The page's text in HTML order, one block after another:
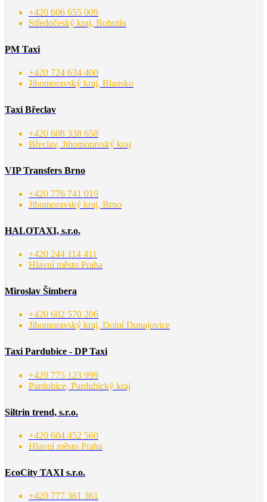
+420 606 655 009
Středočeský kraj, Bohutín
PM Taxi
+420 724 634 400
Jihomoravský kraj, Blansko
Taxi Břeclav
+420 608 338 658
Břeclav, Jihomoravský kraj
VIP Transfers Brno
+420 776 741 019
Jihomoravský kraj, Brno
HALOTAXI, s.r.o.
+420 244 114 411
Hlavní město Praha
Miroslav Šimbera
+420 602 570 206
Jihomoravský kraj, Dolní Dunajovice
Taxi Pardubice - DP Taxi
+420 775 123 999
Pardubice, Pardubický kraj
Siltrin trend, s.r.o.
+420 604 452 560
Hlavní město Praha
EcoCity TAXI s.r.o.
+420 777 361 361